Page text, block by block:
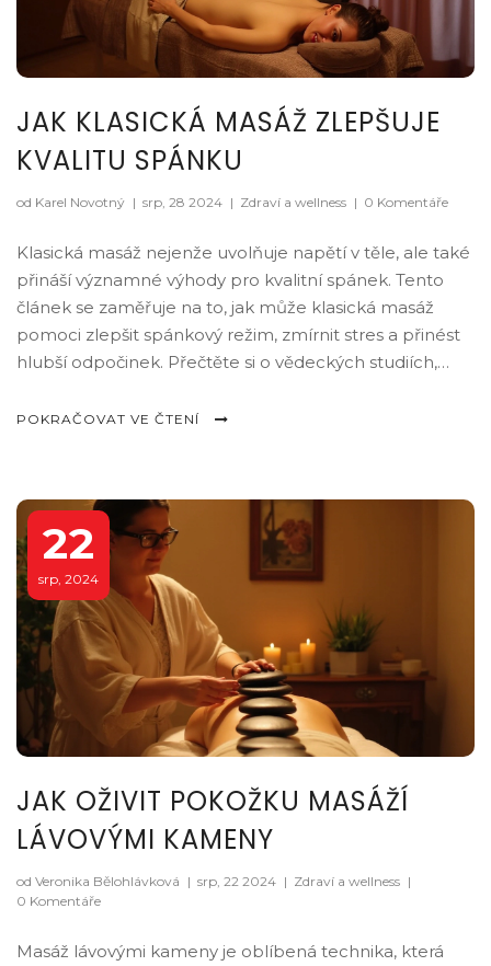
JAK KLASICKÁ MASÁŽ ZLEPŠUJE
KVALITU SPÁNKU
od Karel Novotný | srp, 28 2024 | Zdraví a wellness | 0 Komentáře
Klasická masáž nejenže uvolňuje napětí v těle, ale také
přináší významné výhody pro kvalitní spánek. Tento
článek se zaměřuje na to, jak může klasická masáž
pomoci zlepšit spánkový režim, zmírnit stres a přinést
hlubší odpočinek. Přečtěte si o vědeckých studiích,
využití masáže pro lepší spánek.
POKRAČOVAT VE ČTENÍ
22
srp, 2024
JAK OŽIVIT POKOŽKU MASÁŽÍ
LÁVOVÝMI KAMENY
od Veronika Bělohlávková | srp, 22 2024 | Zdraví a wellness |
0 Komentáře
Masáž lávovými kameny je oblíbená technika, která